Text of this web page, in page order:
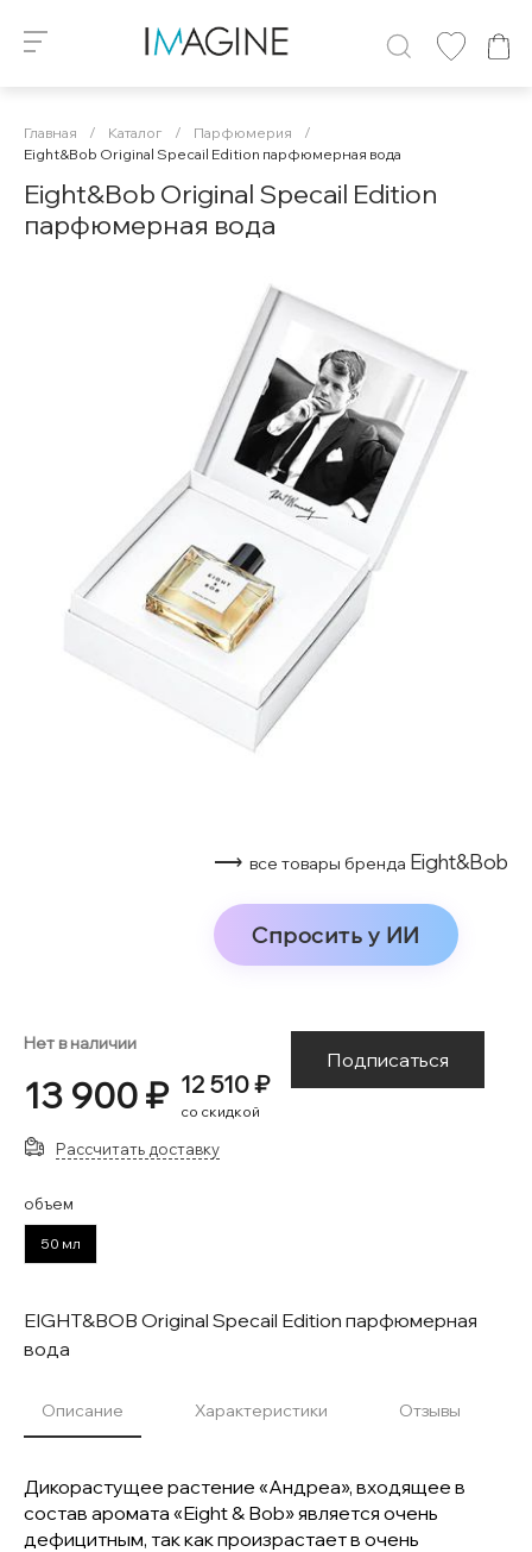
Главная / Каталог / Парфюмерия
/
Eight&Bob Original Specail Edition парфюмерная вода
Eight&Bob Original Specail Edition
парфюмерная вода
⟶ все товары бренда Eight&Bob
Спросить у ИИ
Нет в наличии
13 900 ₽ 12 510 ₽
со скидкой
Подписаться
Рассчитать доставку
объем
50 мл
EIGHT&BOB Original Specail Edition парфюмерная
вода
Описание Характеристики Отзывы
Дикорастущее растение «Андреа», входящее в
состав аромата «Eight & Bob» является очень
дефицитным, так как произрастает в очень